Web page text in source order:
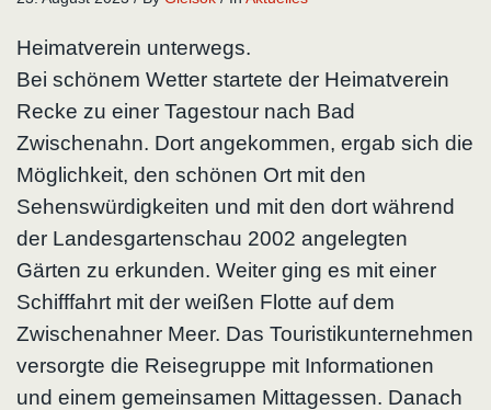
Heimatverein unterwegs.
Bei schönem Wetter startete der Heimatverein
Recke zu einer Tagestour nach Bad
Zwischenahn. Dort angekommen, ergab sich die
Möglichkeit, den schönen Ort mit den
Sehenswürdigkeiten und mit den dort während
der Landesgartenschau 2002 angelegten
Gärten zu erkunden. Weiter ging es mit einer
Schifffahrt mit der weißen Flotte auf dem
Zwischenahner Meer. Das Touristikunternehmen
versorgte die Reisegruppe mit Informationen
und einem gemeinsamen Mittagessen. Danach